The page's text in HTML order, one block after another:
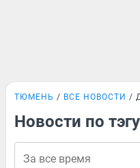
ТЮМЕНЬ ВСЕ НОВОСТИ
Новости по